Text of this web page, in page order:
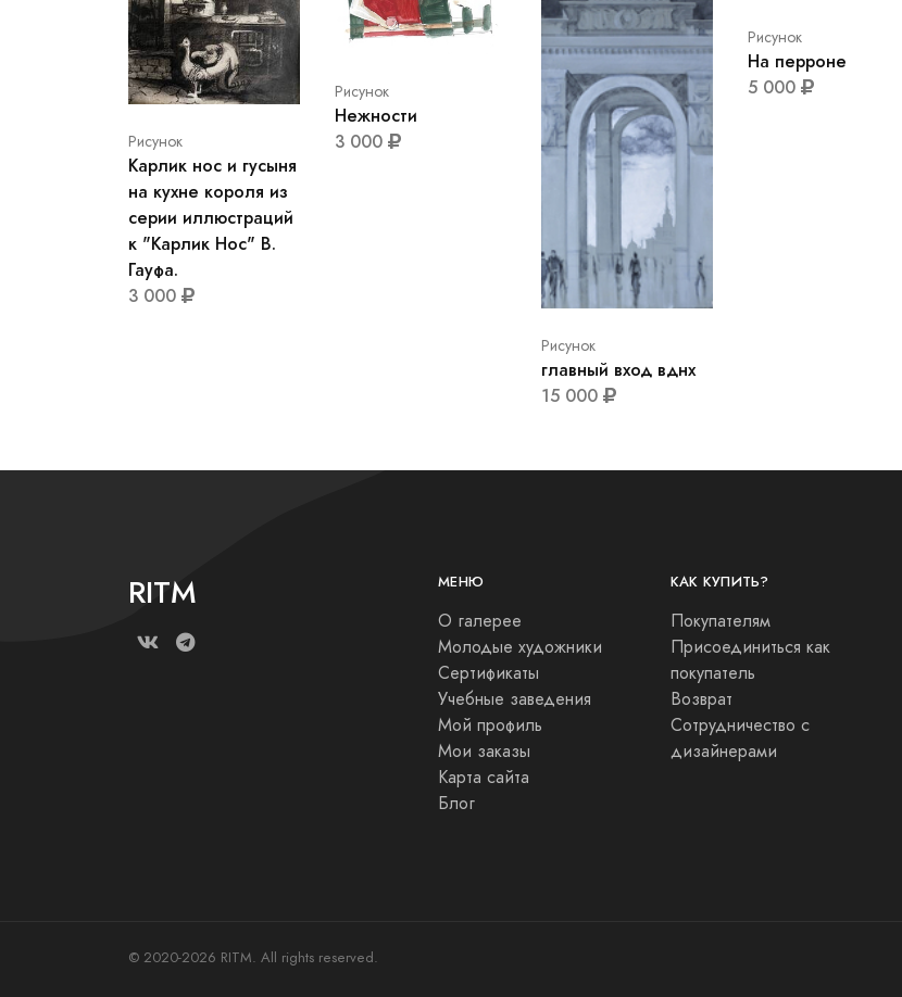
Рисунок
Карлик нос и гусыня
на кухне короля из
серии иллюстраций
к "Карлик Нос" В.
Гауфа.
3 000
Рисунок
Нежности
3 000
Рисунок
главный вход вднх
15 000
Рисунок
На перроне
5 000
RITM МЕНЮ
О галерее
Молодые художники
Сертификаты
Учебные заведения
Мой профиль
Мои заказы
Карта сайта
Блог
КАК КУПИТЬ?
Покупателям
Присоединиться как
покупатель
Возврат
Сотрудничество с
дизайнерами
© 2020-2026 RITM. All rights reserved.